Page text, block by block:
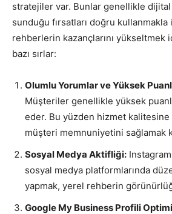
stratejiler var. Bunlar genellikle dijital
sunduğu fırsatları doğru
rehberlerin kazançlarını yükseltmek
bazı sırlar:
Olumlu Yorumlar ve Yüksek
Müşteriler genellikle yüksek
eder. Bu yüzden hizmet kalitesine
müşteri memnuniyetini sağlamak
Sosyal Medya Aktifliği:
sosyal medya platformlarında
yapmak, yerel rehberin
Google My Business Profili